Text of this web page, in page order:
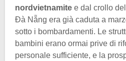
nordvietnamite e dal crollo
Đà Nẵng era già caduta a
sotto i bombardamenti. Le
bambini erano ormai prive di
personale sufficiente, e la